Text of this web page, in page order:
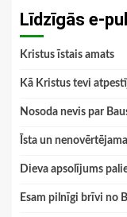
Līdzīgās e-
Kristus īstais amats
Kā Kristus tevi
Nosoda nevis par
Īsta un
Dieva apsolījums
Esam pilnīgi brīvi no